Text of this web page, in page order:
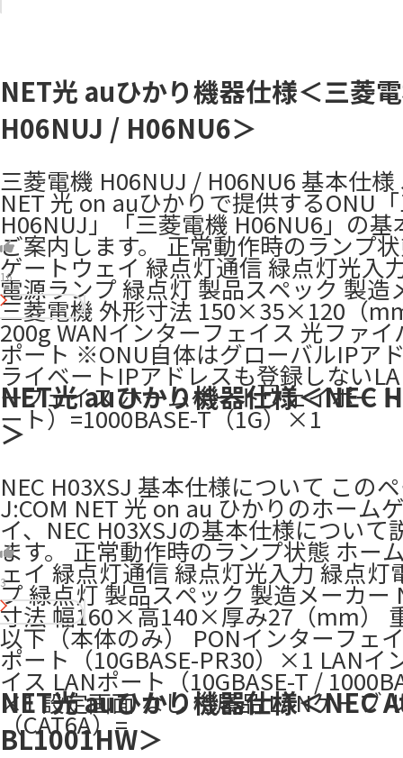
NET光 auひかり機器仕様＜三菱
H06NUJ / H06NU6＞
三菱電機 H06NUJ / H06NU6 基本仕様
NET 光 on auひかりで提供するONU
H06NUJ」「三菱電機 H06NU6」の基
ご案内します。 正常動作時のランプ
ゲートウェイ 緑点灯通信 緑点灯光入
電源ランプ 緑点灯 製品スペック 製造
三菱電機 外形寸法 150×35×120（
200g WANインターフェイス 光ファ
ポート ※ONU自体はグローバルIPア
ライベートIPアドレスも登録しない
ーフェイス ホームゲートウェイポー
ート）=1000BASE-T（1G）×1
16
NET光 auひかり機器仕様＜NEC
＞
NEC H03XSJ 基本仕様について この
J:COM NET 光 on au ひかりのホーム
イ、NEC H03XSJの基本仕様について
ます。 正常動作時のランプ状態 ホー
ェイ 緑点灯通信 緑点灯光入力 緑点灯
プ 緑点灯​ 製品スペック 製造メーカー
寸法 幅160×高140×厚み27（mm）
以下（本体のみ） PONインターフェ
ポート（10GBASE-PR30）×1 LANイ
イス LANポート（10GBASE-T /
×1 設定画面 なし 付属品 LANケーブ
（CAT6A）=
3
NET光 auひかり機器仕様＜NEC
BL1001HW＞